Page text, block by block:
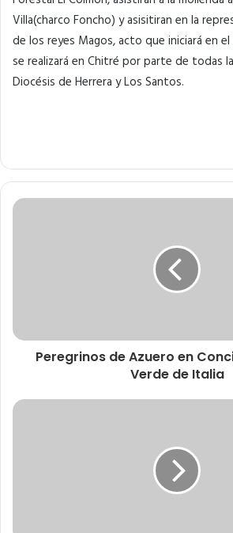
Villa(charco Foncho) y asisitiran en la
de los reyes Magos, acto que iniciará en
se realizará en Chitré por parte de todas
Diocésis de Herrera y Los Santos.
Peregrinos de Azuero en
Verde de Italia